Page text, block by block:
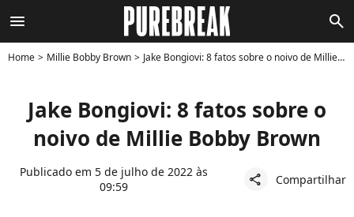
menu search
Home Millie Bobby Brown Jake Bongiovi: 8 fatos sobre o noivo de Millie Bobby Brown
Jake Bongiovi: 8 fatos sobre o
noivo de Millie Bobby Brown
Publicado em 5 de julho de 2022 às
09:59
share Compartilhar